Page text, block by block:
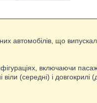
автомобілів, що
включаючи
(середні) і довгокрилі